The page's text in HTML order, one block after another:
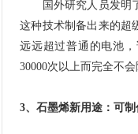
国外研究人员发明了
这种技术制备出来的超
远远超过普通的电池
30000次以上而完全不
3、石墨烯新用途：可